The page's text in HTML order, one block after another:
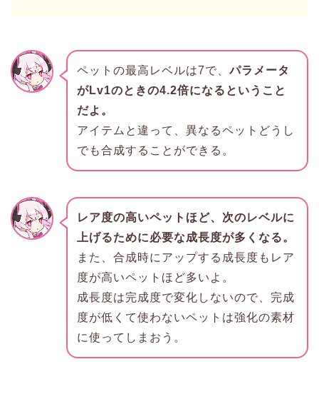
ペットの最高レベルは7で、パラメータ
がLv1のときの4.2倍になるということ
だよ。
アイテムと違って、異なるペットどうし
でも合成することができる。
レア度の高いペットほど、次のレベルに
上げるために必要な成長度が多くなる。
また、合成時にアップする成長度もレア
度が高いペットほど多いよ。
成長度は完成度で変化しないので、完成
度が低くて使わないペットは強化の素材
に使ってしまおう。